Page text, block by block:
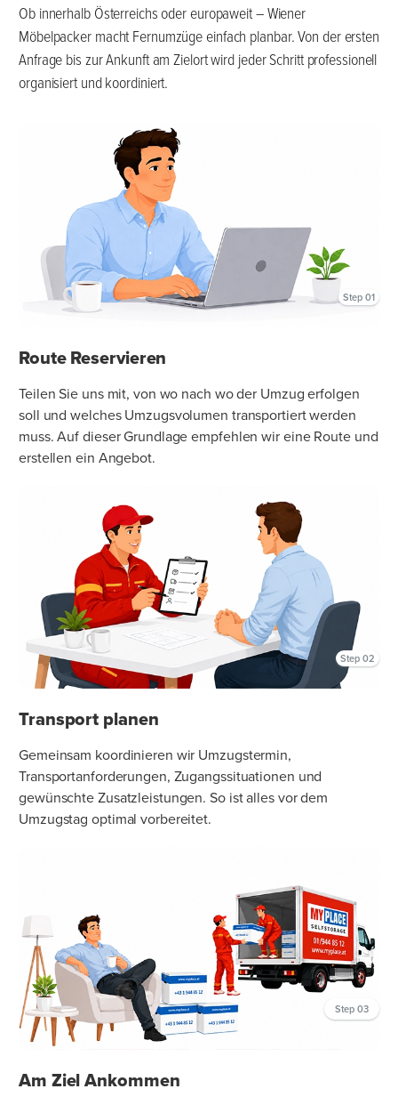
Ob innerhalb Österreichs oder europaweit – Wiener
Möbelpacker macht Fernumzüge einfach planbar. Von der ersten
Anfrage bis zur Ankunft am Zielort wird jeder Schritt professionell
organisiert und koordiniert.
Route Reservieren
Teilen Sie uns mit, von wo nach wo der Umzug erfolgen
soll und welches Umzugsvolumen transportiert werden
muss. Auf dieser Grundlage empfehlen wir eine Route und
erstellen ein Angebot.
Step 01
Transport planen
Gemeinsam koordinieren wir Umzugstermin,
Transportanforderungen, Zugangssituationen und
gewünschte Zusatzleistungen. So ist alles vor dem
Umzugstag optimal vorbereitet.
Step 02
Am Ziel Ankommen
Step 03